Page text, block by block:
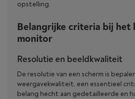
opstelling.
Belangrijke criteria bij het
monitor
Resolutie en beeldkwaliteit
De resolutie van een scherm is
weergavekwaliteit, een essentieel
belang hecht aan gedetailleerde en